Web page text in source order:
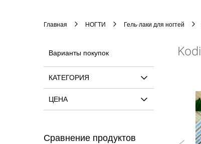
Главная НОГТИ Гель-лаки для ногтей
Kodi
Варианты покупок
КАТЕГОРИЯ
ЦЕНА
Сравнение продуктов